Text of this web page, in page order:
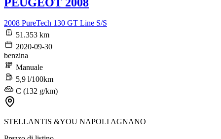
2008 PureTech 130 GT Line S/S
51.353 km
2020-09-30
benzina
Manuale
5,9 l/100km
C (132 g/km)
STELLANTIS &YOU NAPOLI AGNANO